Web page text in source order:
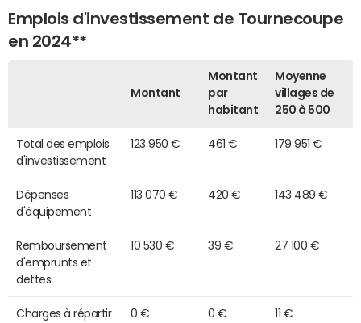
Emplois d'investissement de Tournecoupe
en 2024**
Montant
Montant
par
habitant
Moyenne
villages de
250 à 500
Total des emplois
d'investissement
123 950 € 461 € 179 951 €
Dépenses
d'équipement
113 070 € 420 € 143 489 €
Remboursement
d'emprunts et
dettes
10 530 € 39 € 27 100 €
Charges à répartir 0 € 0 € 11 €